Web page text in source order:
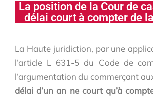
La position de la Cour de
délai court à compter de
La Haute juridiction, par une
l’article L 631-5 du Code de
l’argumentation du commerçant
délai d’un an ne court qu’à